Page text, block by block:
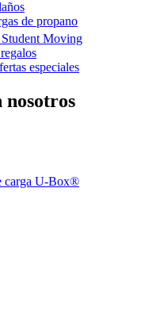
de propano
Student Moving
especiales
nosotros
carga U-Box®